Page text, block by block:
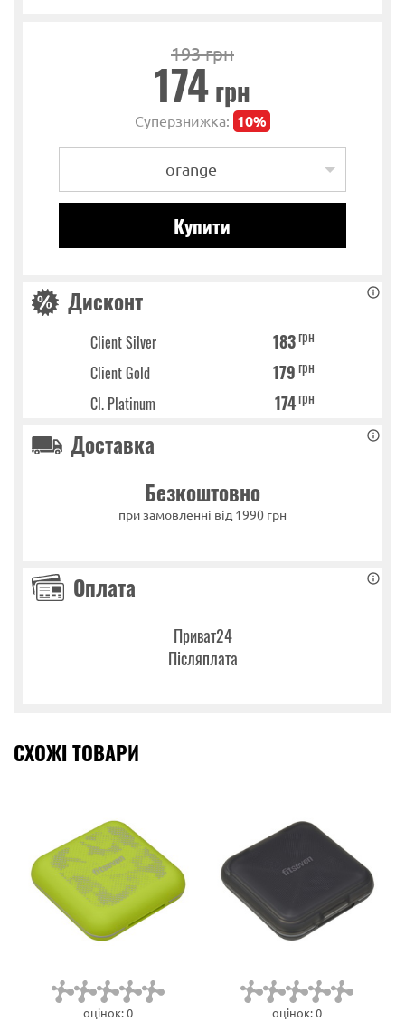
Дисконт
Client Silver 183грн
Client Gold 179грн
Cl. Platinum 174грн
Доставка
Безкоштовно
при замовленні від 1990 грн
Оплата
Приват24
Післяплата
193 грн
174грн
Суперзнижка: 10%
orange
СХОЖІ ТОВАРИ
оцінок: 0
оцінок: 0